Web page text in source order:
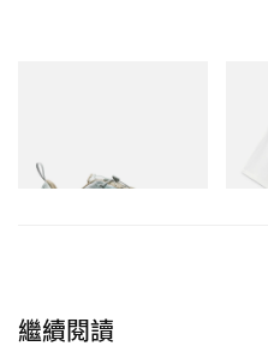
立即購入
繼續閱讀